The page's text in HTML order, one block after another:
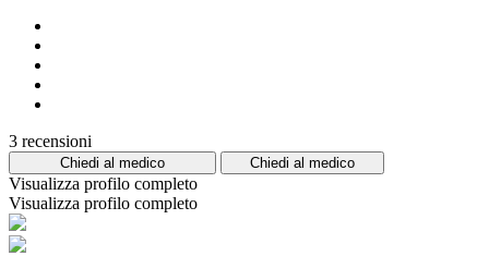
3 recensioni
Chiedi al medico Chiedi al medico
Visualizza profilo completo
Visualizza profilo completo